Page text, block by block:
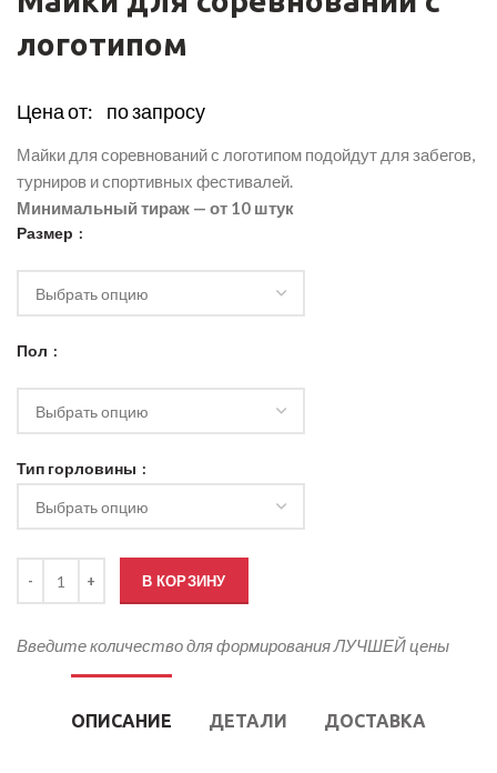
логотипом
Цена от: по запросу
Майки для соревнований с логотипом подойдут для забегов,
турниров и спортивных фестивалей.
Минимальный тираж — от 10 штук
Размер
Пол
Тип горловины
В КОРЗИНУ
Введите количество для формирования ЛУЧШЕЙ цены
ОПИСАНИЕ ДЕТАЛИ ДОСТАВКА